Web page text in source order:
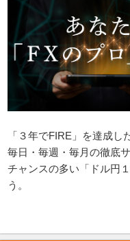
「３年でFIRE」を達成し
毎日・毎週・毎月の徹底
チャンスの多い「ドル円
う。